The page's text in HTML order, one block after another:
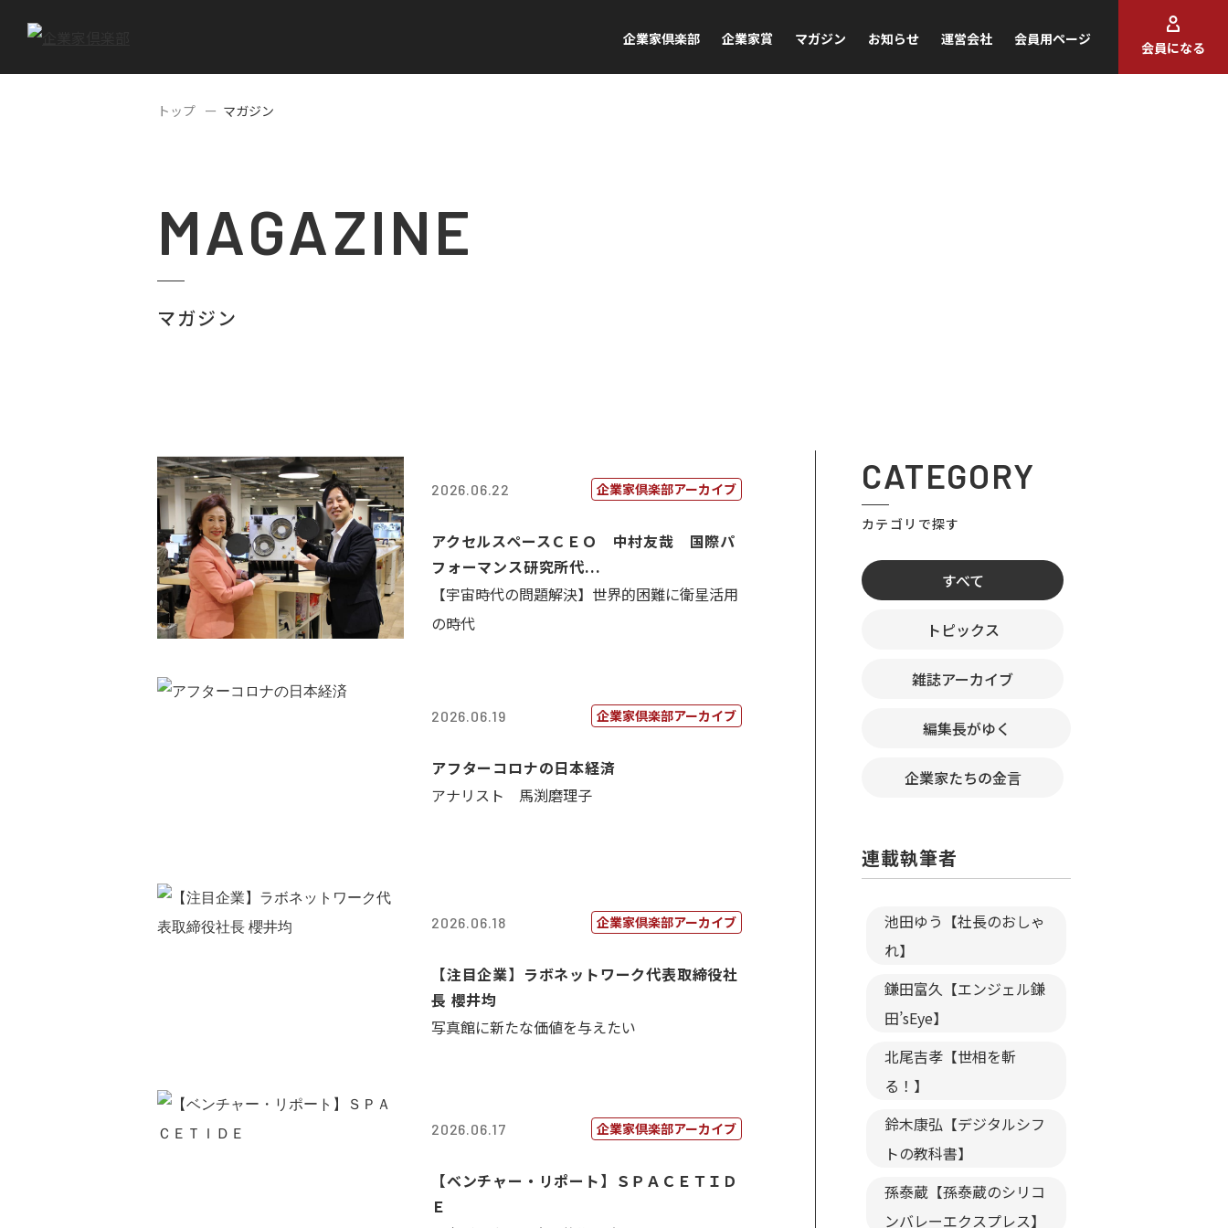
企業家倶楽部 企業家賞 マガジン お知らせ 運営会社 会員用ページ
会員になる
トップ マガジン
MAGAZINE
マガジン
2026.06.22 企業家倶楽部アーカイブ
アクセルスペースＣＥＯ 中村友哉 国際パ
フォーマンス研究所代...
【宇宙時代の問題解決】世界的困難に衛星活用
の時代
2026.06.19 企業家倶楽部アーカイブ
アフターコロナの日本経済
アナリスト 馬渕磨理子
2026.06.18 企業家倶楽部アーカイブ
【注目企業】ラボネットワーク代表取締役社
長 櫻井均
写真館に新たな価値を与えたい
2026.06.17 企業家倶楽部アーカイブ
【ベンチャー・リポート】ＳＰＡＣＥＴＩＤ
Ｅ
CATEGORY
カテゴリで探す
すべて
トピックス
雑誌アーカイブ
編集長がゆく
企業家たちの金言
連載執筆者
池田ゆう【社長のおしゃ
れ】
鎌田富久【エンジェル鎌
田’sEye】
北尾吉孝【世相を斬
る！】
鈴木康弘【デジタルシフ
トの教科書】
孫泰蔵【孫泰蔵のシリコ
ンバレーエクスプレス】